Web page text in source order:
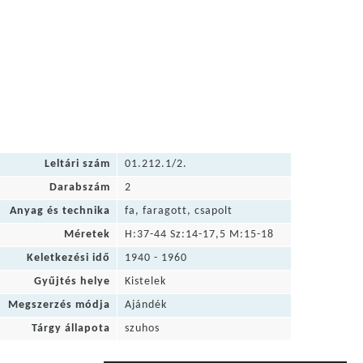
Leltári szám
01.212.1/2.
Darabszám
2
Anyag és technika
fa, faragott, csapolt
Méretek
H:37-44 Sz:14-17,5 M:15-18
Keletkezési idő
1940 - 1960
Gyűjtés helye
Kistelek
Megszerzés módja
Ajándék
Tárgy állapota
szuhos